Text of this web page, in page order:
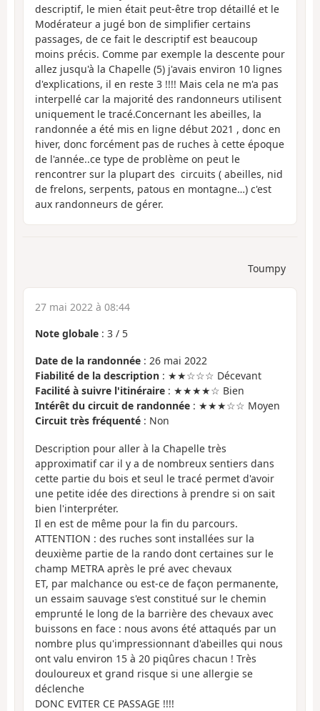
descriptif, le mien était peut-être trop détaillé et le
Modérateur a jugé bon de simplifier certains
passages, de ce fait le descriptif est beaucoup
moins précis. Comme par exemple la descente pour
allez jusqu'à la Chapelle (5) j'avais environ 10 lignes
d'explications, il en reste 3 !!!! Mais cela ne m'a pas
interpellé car la majorité des randonneurs utilisent
uniquement le tracé.Concernant les abeilles, la
randonnée a été mis en ligne début 2021 , donc en
hiver, donc forcément pas de ruches à cette époque
de l'année..ce type de problème on peut le
rencontrer sur la plupart des circuits ( abeilles, nid
de frelons, serpents, patous en montagne…) c'est
aux randonneurs de gérer.
Toumpy
27 mai 2022 à 08:44
Note globale : 3 / 5
Date de la randonnée : 26 mai 2022
Fiabilité de la description : ★★☆☆☆ Décevant
Facilité à suivre l'itinéraire : ★★★★☆ Bien
Intérêt du circuit de randonnée : ★★★☆☆ Moyen
Circuit très fréquenté : Non
Description pour aller à la Chapelle très
approximatif car il y a de nombreux sentiers dans
cette partie du bois et seul le tracé permet d'avoir
une petite idée des directions à prendre si on sait
bien l'interpréter.
Il en est de même pour la fin du parcours.
ATTENTION : des ruches sont installées sur la
deuxième partie de la rando dont certaines sur le
champ METRA après le pré avec chevaux
ET, par malchance ou est-ce de façon permanente,
un essaim sauvage s'est constitué sur le chemin
emprunté le long de la barrière des chevaux avec
buissons en face : nous avons été attaqués par un
nombre plus qu'impressionnant d'abeilles qui nous
ont valu environ 15 à 20 piqûres chacun ! Très
douloureux et grand risque si une allergie se
déclenche
DONC EVITER CE PASSAGE !!!!